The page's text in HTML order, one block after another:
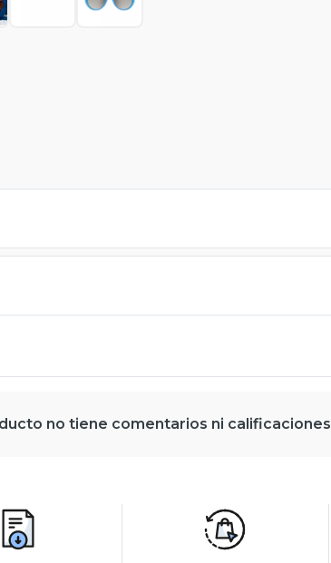
no tiene comentarios ni calificaciones